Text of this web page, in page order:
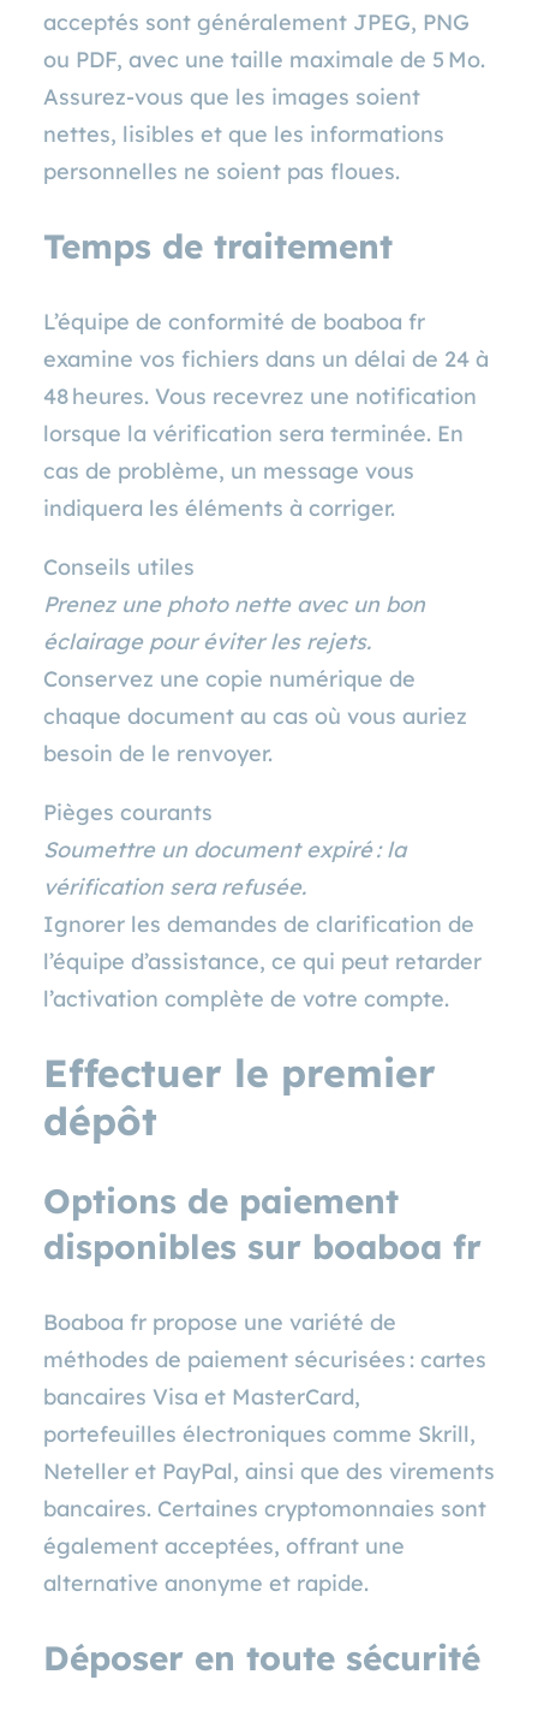
acceptés sont généralement JPEG, PNG
ou PDF, avec une taille maximale de 5 Mo.
Assurez‑vous que les images soient
nettes, lisibles et que les informations
personnelles ne soient pas floues.
Temps de traitement
L’équipe de conformité de boaboa fr
examine vos fichiers dans un délai de 24 à
48 heures. Vous recevrez une notification
lorsque la vérification sera terminée. En
cas de problème, un message vous
indiquera les éléments à corriger.
Conseils utiles
Prenez une photo nette avec un bon
éclairage pour éviter les rejets.
Conservez une copie numérique de
chaque document au cas où vous auriez
besoin de le renvoyer.
Pièges courants
Soumettre un document expiré : la
vérification sera refusée.
Ignorer les demandes de clarification de
l’équipe d’assistance, ce qui peut retarder
l’activation complète de votre compte.
Effectuer le premier
dépôt
Options de paiement
disponibles sur boaboa fr
Boaboa fr propose une variété de
méthodes de paiement sécurisées : cartes
bancaires Visa et MasterCard,
portefeuilles électroniques comme Skrill,
Neteller et PayPal, ainsi que des virements
bancaires. Certaines cryptomonnaies sont
également acceptées, offrant une
alternative anonyme et rapide.
Déposer en toute sécurité